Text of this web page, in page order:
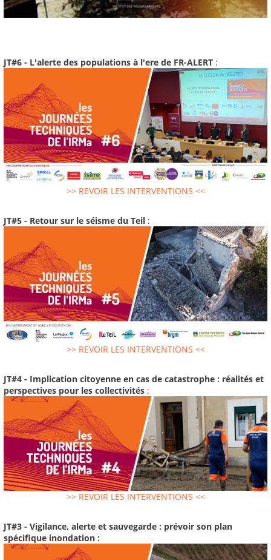
JT#6 - L'alerte des populations à l'ere de FR-ALERT :
>> REVOIR LES INTERVENTIONS <<
JT#5 - Retour sur le séisme du Teil :
>> REVOIR LES INTERVENTIONS <<
JT#4 - Implication citoyenne en cas de catastrophe : réalités et
perspectives pour les collectivités :
>> REVOIR LES INTERVENTIONS <<
JT#3 - Vigilance, alerte et sauvegarde : prévoir son plan
spécifique inondation :